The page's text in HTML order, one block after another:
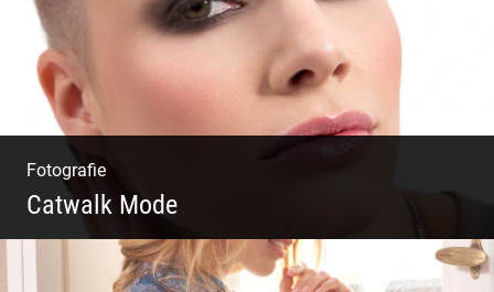
Fotografie
Catwalk Mode
Catwalk Mode Fotografie